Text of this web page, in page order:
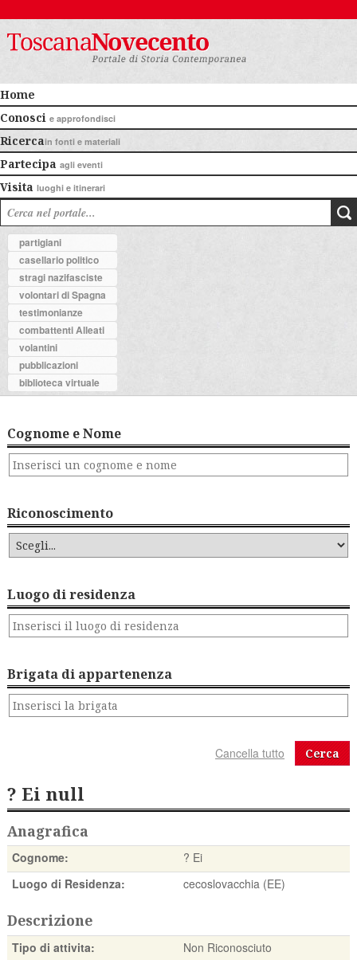
Home
Conosci e approfondisci
Ricercain fonti e materiali
Partecipa agli eventi
Visita luoghi e itinerari
partigiani
casellario politico
stragi nazifasciste
volontari di Spagna
testimonianze
combattenti Alleati
volantini
pubblicazioni
biblioteca virtuale
Cognome e Nome
Riconoscimento
Luogo di residenza
Brigata di appartenenza
Cerca
? Ei null
Anagrafica
Cognome:
? Ei
Luogo di Residenza:
cecoslovacchia (EE)
Descrizione
Tipo di attivita:
Non Riconosciuto